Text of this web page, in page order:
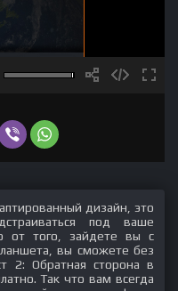
дизайн, это
под ваше
от того, зайдете вы с
вы сможете без
2: Обратная сторона в
Так что вам всегда